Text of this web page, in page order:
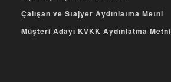
Çalışan ve Stajyer Aydınlatma Metni
Müşteri Adayı KVKK Aydınlatma Metni